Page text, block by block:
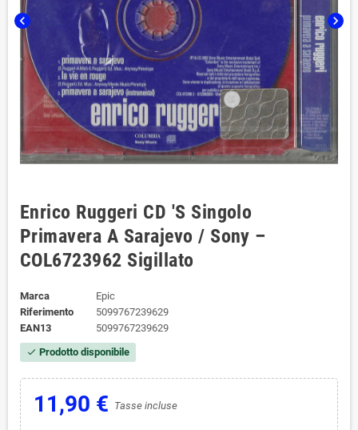
chevron_left chevron_right
Enrico Ruggeri CD 'S Singolo
Primavera A Sarajevo / Sony –
COL6723962 Sigillato
Marca
Epic
Riferimento
5099767239629
EAN13
5099767239629
check Prodotto disponibile
11,90 € Tasse incluse